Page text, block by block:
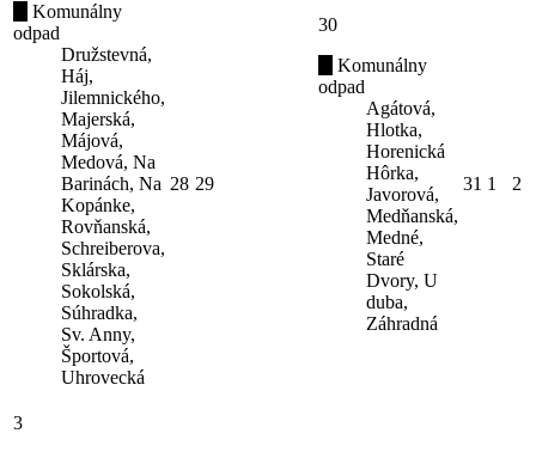
Komunálny
odpad
Družstevná,
Háj,
Jilemnického,
Majerská,
Májová,
Medová, Na
Barinách, Na
Kopánke,
Rovňanská,
Schreiberova,
Sklárska,
Sokolská,
Súhradka,
Sv. Anny,
Športová,
Uhrovecká
28 29
30
Komunálny
odpad
Agátová,
Hlotka,
Horenická
Hôrka,
Javorová,
Medňanská,
Medné,
Staré
Dvory, U
duba,
Záhradná
31 1 2
3